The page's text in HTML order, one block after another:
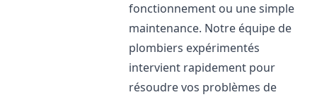
fonctionnement ou une simple
maintenance. Notre équipe de
plombiers expérimentés
intervient rapidement pour
résoudre vos problèmes de